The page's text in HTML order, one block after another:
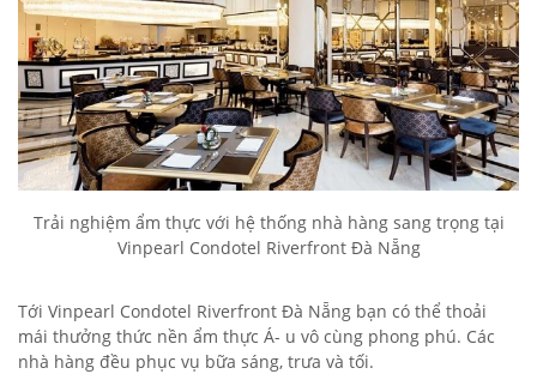
Trải nghiệm ẩm thực với hệ thống nhà hàng sang trọng tại
Vinpearl Condotel Riverfront Đà Nẵng
Tới Vinpearl Condotel Riverfront Đà Nẵng bạn có thể thoải
mái thưởng thức nền ẩm thực Á- u vô cùng phong phú. Các
nhà hàng đều phục vụ bữa sáng, trưa và tối.